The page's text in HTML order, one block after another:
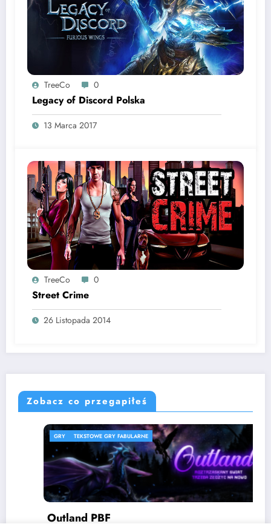
TreeCo 0
Legacy of Discord Polska
13 Marca 2017
TreeCo 0
Street Crime
26 Listopada 2014
Zobacz co przegapiłeś
TEKSTOWE GRY FABULARNE
Outland PBF